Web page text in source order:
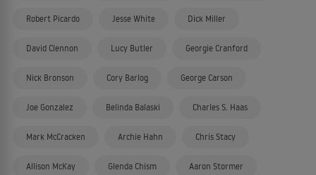
Robert Picardo Jesse White Dick Miller
David Clennon Lucy Butler Georgie Cranford
Nick Bronson Cory Barlog George Carson
Joe Gonzalez Belinda Balaski Charles S. Haas
Mark McCracken Archie Hahn Chris Stacy
Allison McKay Glenda Chism Aaron Stormer